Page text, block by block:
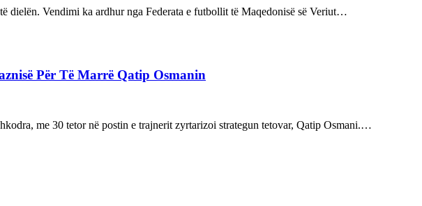
dielën. Vendimi ka ardhur nga Federata e futbollit të Maqedonisë së Veriut…
Për Të Marrë Qatip Osmanin
me 30 tetor në postin e trajnerit zyrtarizoi strategun tetovar, Qatip Osmani.…